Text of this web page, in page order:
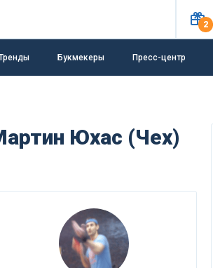
2
Букмекеры Пресс-центр
Юхас (Чех)